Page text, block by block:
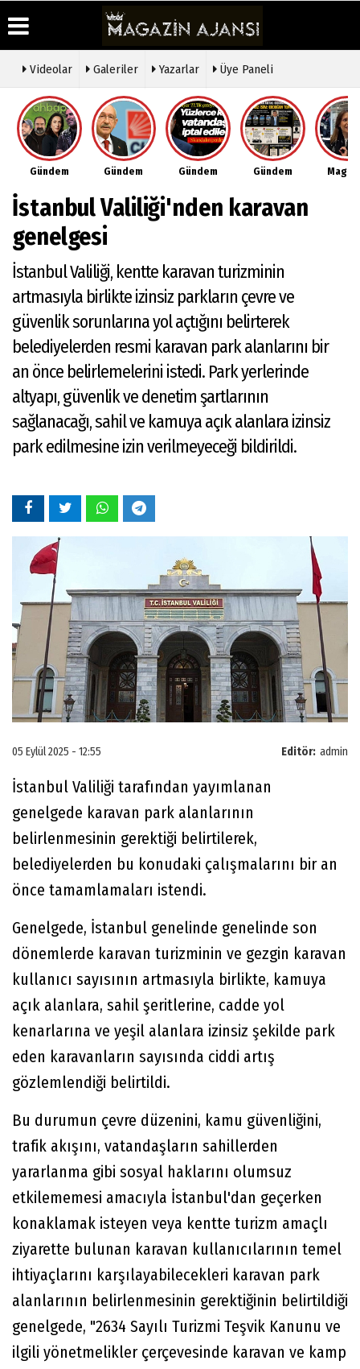
Üye Paneli
Haber
Arşivi
Gazete
Arşivi
Günün
Haberleri
Hava
Durumu
Gazete
Manşetleri
Anketler
Biyografiler
Köşe
Yazarları
Video
Galeri
Foto
Etkinlikler
Künye
İletişim
Çerez
Politikası
Videolar Galeriler Yazarlar Üye Paneli
Gündem Gündem Gündem Gündem
İstanbul Valiliği'nden karavan
genelgesi
İstanbul Valiliği, kentte karavan turizminin
artmasıyla birlikte izinsiz parkların çevre ve
güvenlik sorunlarına yol açtığını belirterek
belediyelerden resmi karavan park alanlarını bir
an önce belirlemelerini istedi. Park yerlerinde
altyapı, güvenlik ve denetim şartlarının
sağlanacağı, sahil ve kamuya açık alanlara izinsiz
park edilmesine izin verilmeyeceği bildirildi.
Editör: admin
05 Eylül 2025 - 12:55
İstanbul Valiliği tarafından yayımlanan
genelgede karavan park alanlarının
belirlenmesinin gerektiği belirtilerek,
belediyelerden bu konudaki çalışmalarını bir an
önce tamamlamaları istendi.
Genelgede, İstanbul genelinde genelinde son
dönemlerde karavan turizminin ve gezgin karavan
kullanıcı sayısının artmasıyla birlikte, kamuya
açık alanlara, sahil şeritlerine, cadde yol
kenarlarına ve yeşil alanlara izinsiz şekilde park
eden karavanların sayısında ciddi artış
gözlemlendiği belirtildi.
Bu durumun çevre düzenini, kamu güvenliğini,
trafik akışını, vatandaşların sahillerden
yararlanma gibi sosyal haklarını olumsuz
etkilememesi amacıyla İstanbul'dan geçerken
konaklamak isteyen veya kentte turizm amaçlı
ziyarette bulunan karavan kullanıcılarının temel
ihtiyaçlarını karşılayabilecekleri karavan park
alanlarının belirlenmesinin gerektiğinin belirtildiği
genelgede, "2634 Sayılı Turizmi Teşvik Kanunu ve
ilgili yönetmelikler çerçevesinde karavan ve kamp